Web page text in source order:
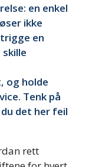
en enkel
ikke
en
og holde
Tenk på
det her feil
rett